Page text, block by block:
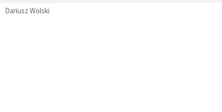
Dariusz Wolski